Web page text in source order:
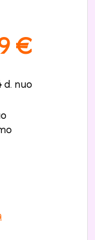
€
d. nuo